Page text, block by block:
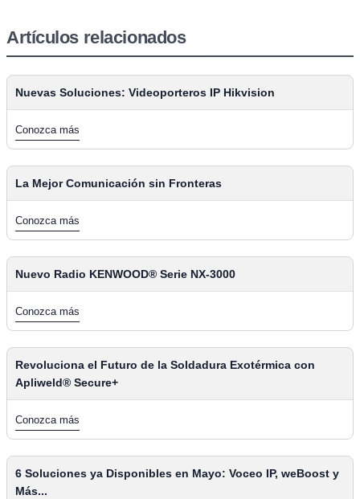
Artículos relacionados
Nuevas Soluciones: Videoporteros IP Hikvision
Conozca más
La Mejor Comunicación sin Fronteras
Conozca más
Nuevo Radio KENWOOD® Serie NX-3000
Conozca más
Revoluciona el Futuro de la Soldadura Exotérmica con
Apliweld® Secure+
Conozca más
6 Soluciones ya Disponibles en Mayo: Voceo IP, weBoost y
Más...